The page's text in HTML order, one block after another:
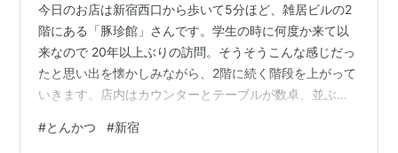
今日のお店は新宿西口から歩いて5分ほど、雑居ビルの2
階にある「豚珍館」さんです。学生の時に何度か来て以
来なので 20年以上ぶりの訪問。そうそうこんな感じだっ
たと思い出を懐かしみながら、2階に続く階段を上がって
いきます。店内はカウンターとテーブルが数卓、並ぶほ
て賑わっています 今日のメニューは「ロースカツ定食」
#とんかつ #新宿